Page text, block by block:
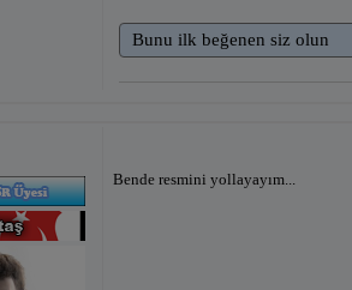
Bunu ilk beğenen siz olun
Bende resmini yollayayım...